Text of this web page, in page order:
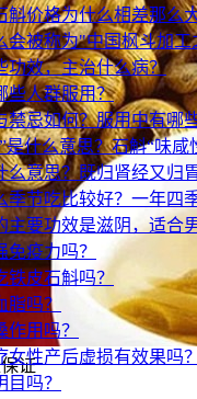
斛价格为什么相差那么
会被称为"中国枫斗加
功效，主治什么病？
些人群服用？
禁忌如何？服用中有哪
是什么意思？石斛“味
么意思？既归肾经又归
季节吃比较好？一年四
主要功效是滋阴，适合
疫力吗？
皮石斛吗？
吗？
用吗？
女性产后虚损有效果吗
吗？
证